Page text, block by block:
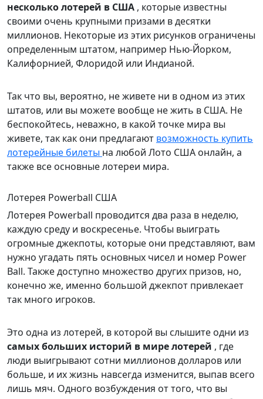
несколько лотерей в США , которые известны
своими очень крупными призами в десятки
миллионов. Некоторые из этих рисунков ограничены
определенным штатом, например Нью-Йорком,
Калифорнией, Флоридой или Индианой.
Так что вы, вероятно, не живете ни в одном из этих
штатов, или вы можете вообще не жить в США. Не
беспокойтесь, неважно, в какой точке мира вы
живете, так как они предлагают возможность купить
лотерейные билеты на любой Лото США онлайн, а
также все основные лотереи мира.
Лотерея Powerball США
Лотерея Powerball проводится два раза в неделю,
каждую среду и воскресенье. Чтобы выиграть
огромные джекпоты, которые они представляют, вам
нужно угадать пять основных чисел и номер Power
Ball. Также доступно множество других призов, но,
конечно же, именно большой джекпот привлекает
так много игроков.
Это одна из лотерей, в которой вы слышите одни из
самых больших историй в мире лотерей , где
люди выигрывают сотни миллионов долларов или
больше, и их жизнь навсегда изменится, выпав всего
лишь мяч. Одного возбуждения от того, что вы